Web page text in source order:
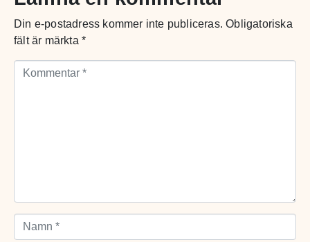
Din e-postadress kommer inte publiceras. Obligatoriska
fält är märkta *
Kommentar *
Namn *